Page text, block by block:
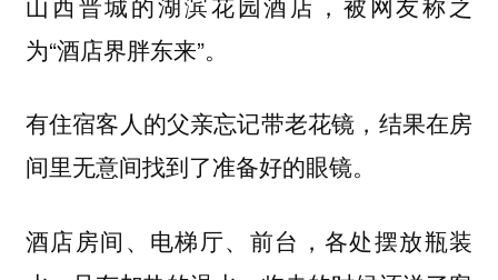
为“酒店界胖东来”。
有住宿客人的父亲忘记带老花镜，结果在房
间里无意间找到了准备好的眼镜。
酒店房间、电梯厅、前台，各处摆放瓶装